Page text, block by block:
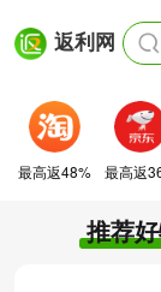
返利网
最高返48% 最高返
推荐